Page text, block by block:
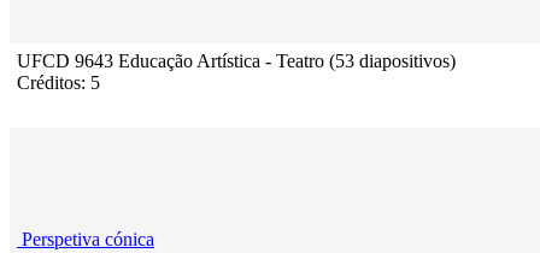
UFCD 9643 Educação Artística - Teatro (53 diapositivos)
Créditos: 5
Perspetiva cónica